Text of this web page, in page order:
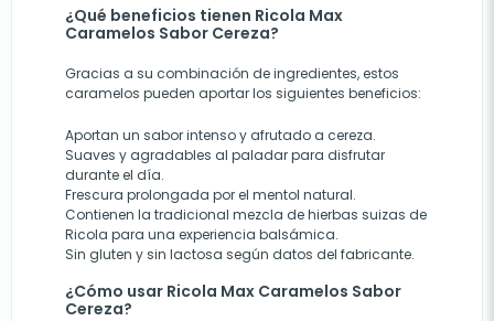
¿Qué beneficios tienen Ricola Max
Caramelos Sabor Cereza?
Gracias a su combinación de ingredientes, estos
caramelos pueden aportar los siguientes beneficios:
Aportan un sabor intenso y afrutado a cereza.
Suaves y agradables al paladar para disfrutar
durante el día.
Frescura prolongada por el mentol natural.
Contienen la tradicional mezcla de hierbas suizas de
Ricola para una experiencia balsámica.
Sin gluten y sin lactosa según datos del fabricante.
¿Cómo usar Ricola Max Caramelos Sabor
Cereza?